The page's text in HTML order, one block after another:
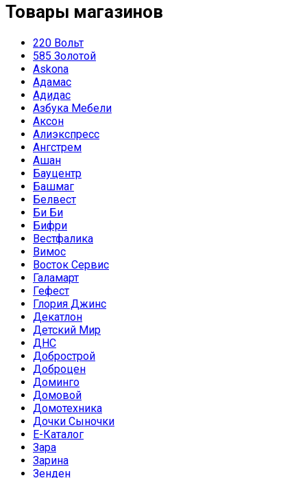
Товары магазинов
220 Вольт
585 Золотой
Askona
Адамас
Адидас
Азбука Мебели
Аксон
Алиэкспресс
Ангстрем
Ашан
Бауцентр
Башмаг
Белвест
Би Би
Бифри
Вестфалика
Вимос
Восток Сервис
Галамарт
Гефест
Глория Джинс
Декатлон
Детский Мир
ДНС
Добрострой
Доброцен
Доминго
Домовой
Домотехника
Дочки Сыночки
Е-Каталог
Зара
Зарина
Зенден